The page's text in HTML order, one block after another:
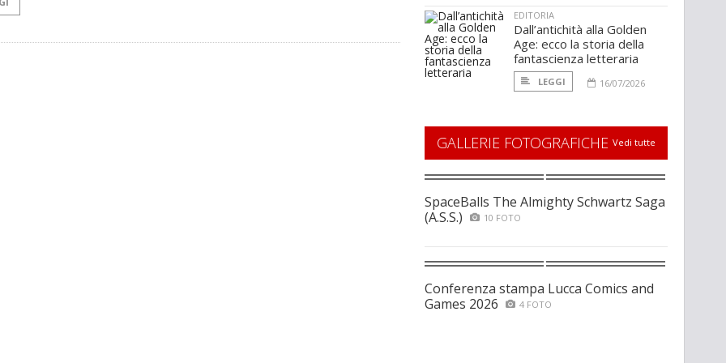
EDITORIA
Dall’antichità alla Golden
Age: ecco la storia della
fantascienza letteraria
LEGGI 16/07/2026
GALLERIE FOTOGRAFICHE Vedi tutte
SpaceBalls The Almighty Schwartz Saga
(A.S.S.)
10 FOTO
Conferenza stampa Lucca Comics and
Games 2026
4 FOTO